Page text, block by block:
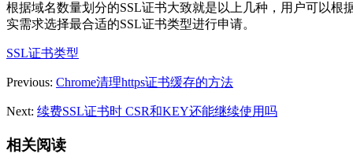
根据域名数量划分的SSL证书大致就是以上几种，用户可以根
实需求选择最合适的SSL证书类型进行申请。
SSL证书类型
Previous: Chrome清理https证书缓存的方法
Next: 续费SSL证书时 CSR和KEY还能继续使用吗
相关阅读